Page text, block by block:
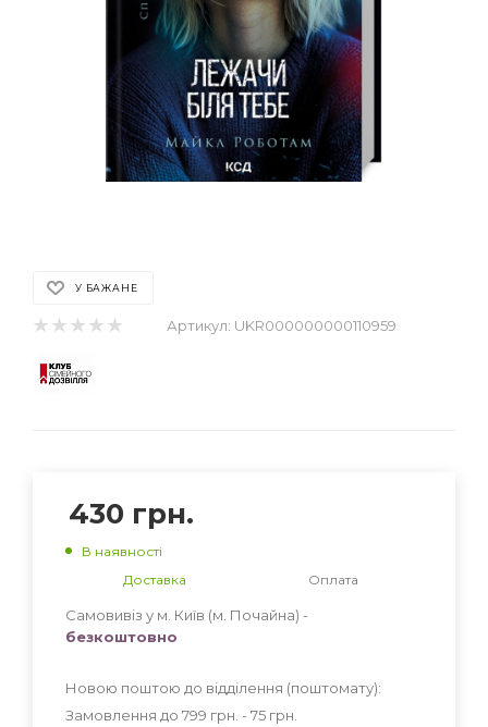
У БАЖАНЕ
Артикул: UKR000000000110959
430 грн.
В наявності
Доставка
Оплата
Самовивіз у м. Київ (м. Почайна) -
безкоштовно
Новою поштою до відділення (поштомату):
Замовлення до 799 грн. - 75 грн